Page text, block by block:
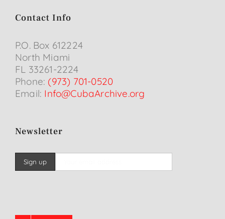
Contact Info
P.O. Box 612224
North Miami
FL 33261-2224
Phone: (973) 701-0520
Email: Info@CubaArchive.org
Newsletter